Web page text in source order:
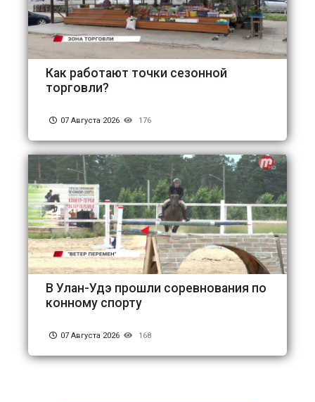
Как работают точки сезонной
торговли?
07 Августа 2026 176
В Улан-Удэ прошли соревнования по
конному спорту
07 Августа 2026 168